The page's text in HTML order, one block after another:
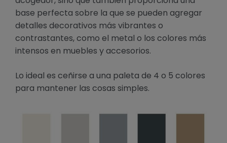
base perfecta sobre la que se pueden agregar
detalles decorativos más vibrantes o
contrastantes, como el metal o los colores más
intensos en muebles y accesorios.
Lo ideal es ceñirse a una paleta de 4 o 5 colores
para mantener las cosas simples.